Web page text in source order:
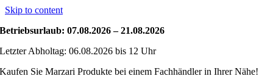
Skip to content
Betriebsurlaub: 07.08.2026 – 21.08.2026
Letzter Abholtag: 06.08.2026 bis 12 Uhr
Kaufen Sie Marzari Produkte bei einem Fachhändler in Ihrer Nähe!